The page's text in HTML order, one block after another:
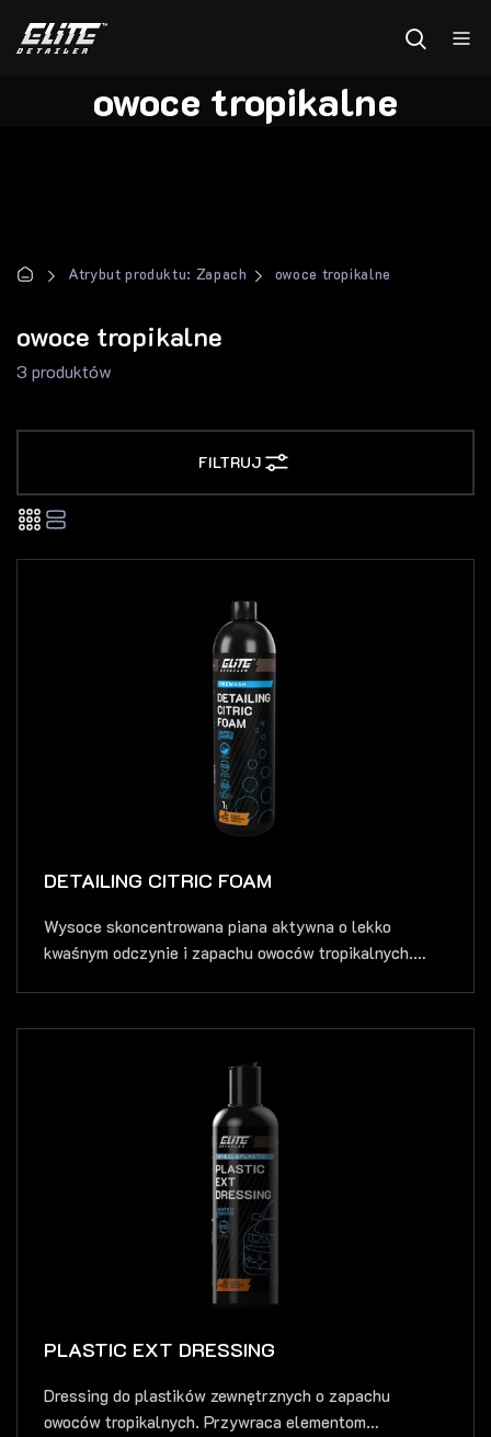
owoce tropikalne
Atrybut produktu: Zapach owoce tropikalne
owoce tropikalne
3 produktów
FILTRUJ
DETAILING CITRIC FOAM
Wysoce skoncentrowana piana aktywna o lekko
kwaśnym odczynie i zapachu owoców tropikalnych.
PLASTIC EXT DRESSING
Dressing do plastików zewnętrznych o zapachu
owoców tropikalnych. Przywraca elementom